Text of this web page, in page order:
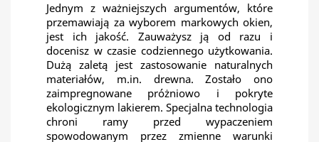
Jednym z ważniejszych argumentów, które
przemawiają za wyborem markowych okien,
jest ich jakość. Zauważysz ją od razu i
docenisz w czasie codziennego użytkowania.
Dużą zaletą jest zastosowanie naturalnych
materiałów, m.in. drewna. Zostało ono
zaimpregnowane próżniowo i pokryte
ekologicznym lakierem. Specjalna technologia
chroni ramy przed wypaczeniem
spowodowanym przez zmienne warunki